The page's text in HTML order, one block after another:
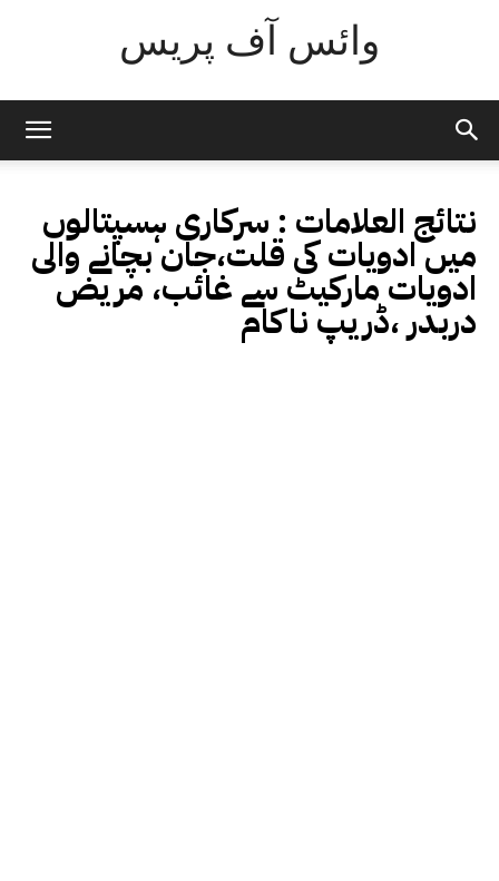
وائس آف پریس
نتائج العلامات : سرکاری ہسپتالوں
میں ادویات کی قلت،جان بچانے والی
ادویات مارکیٹ سے غائب، مریض
دربدر ،ڈریپ ناکام